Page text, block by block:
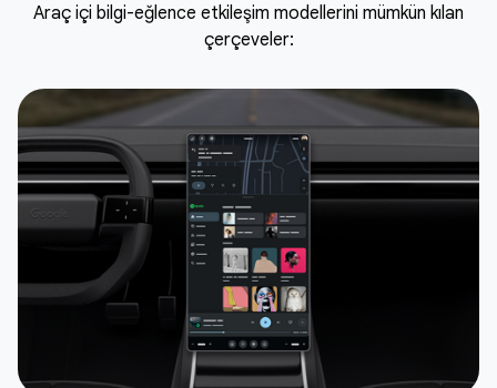
Araç içi bilgi-eğlence etkileşim modellerini mümkün kılan
çerçeveler: